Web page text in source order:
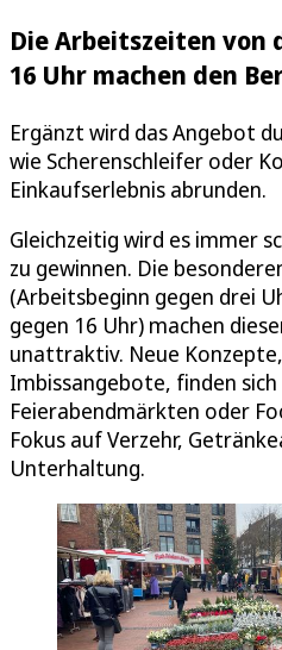
Die Arbeitszeiten von
16 Uhr machen den
Ergänzt wird das Angebot
wie Scherenschleifer oder
Einkaufserlebnis abrunden.
Gleichzeitig wird es immer
zu gewinnen. Die
(Arbeitsbeginn gegen drei
gegen 16 Uhr) machen
unattraktiv. Neue
Imbissangebote, finden
Feierabendmärkten oder
Fokus auf Verzehr,
Unterhaltung.